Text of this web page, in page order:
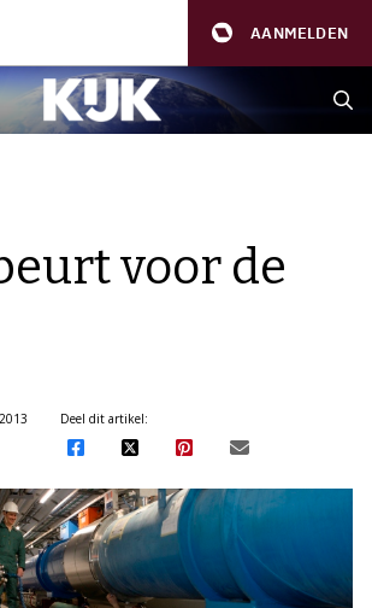
AANMELDEN
voor de
Deel dit artikel: